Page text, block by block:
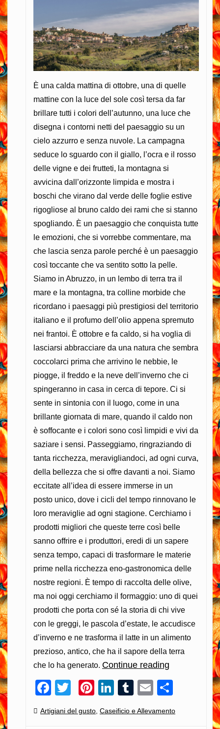
È una calda mattina di ottobre, una di quelle
mattine con la luce del sole così tersa da far
brillare tutti i colori dell’autunno, una luce che
disegna i contorni netti del paesaggio su un
cielo azzurro e senza nuvole. La campagna
seduce lo sguardo con il giallo, l’ocra e il rosso
delle vigne e dei frutteti, la montagna si
avvicina dall’orizzonte limpida e mostra i
boschi che virano dal verde delle foglie estive
rigogliose al bruno caldo dei rami che si stanno
spogliando. È un paesaggio che conquista tutte
le emozioni, che si vorrebbe commentare, ma
che lascia senza parole perché è un paesaggio
così toccante che va sentito sotto la pelle.
Siamo in Abruzzo, in un lembo di terra tra il
mare e la montagna, tra colline morbide che
ricordano i paesaggi più prestigiosi del territorio
italiano e il profumo dell’olio appena spremuto
nei frantoi. È ottobre e fa caldo, si ha voglia di
lasciarsi abbracciare da una natura che sembra
coccolarci prima che arrivino le nebbie, le
piogge, il freddo e la neve dell’inverno che ci
spingeranno in casa in cerca di tepore. Ci si
sente in sintonia con il luogo, come in una
brillante giornata di mare, quando il caldo non
è soffocante e i colori sono così limpidi e vivi da
saziare i sensi. Passeggiamo, ringraziando di
tanta ricchezza, meravigliandoci, ad ogni curva,
della bellezza che si offre davanti a noi. Siamo
eccitate all’idea di essere immerse in un
posto unico, dove i cicli del tempo rinnovano le
loro meraviglie ad ogni stagione. Cerchiamo i
prodotti migliori che queste terre così belle
sanno offrire e i produttori, eredi di un sapere
senza tempo, capaci di trasformare le materie
prime nella ricchezza eno-gastronomica delle
nostre regioni. È tempo di raccolta delle olive,
ma noi oggi cerchiamo il formaggio: uno di quei
prodotti che porta con sé la storia di chi vive
con le greggi, le pascola d’estate, le accudisce
d’inverno e ne trasforma il latte in un alimento
prezioso, antico, che ha il sapore della terra
che lo ha generato. Continue reading
di
Farindola:
Facebook
TwitterPinterest
LinkedIn
Tumblr
Email
Categories:
Artigiani del gusto Caseificio e Allevamento